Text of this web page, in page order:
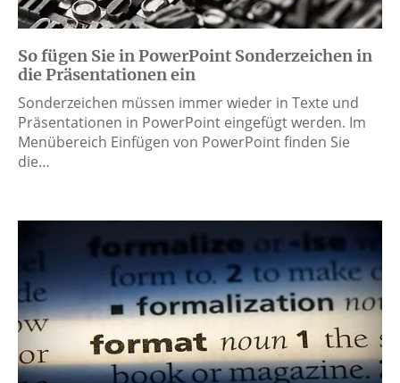
So fügen Sie in PowerPoint Sonderzeichen in
die Präsentationen ein
Sonderzeichen müssen immer wieder in Texte und
Präsentationen in PowerPoint eingefügt werden. Im
Menübereich Einfügen von PowerPoint finden Sie
die…